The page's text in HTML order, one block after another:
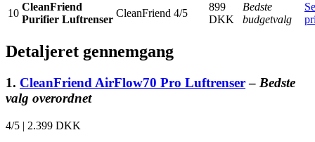
10
CleanFriend
Purifier Luftrenser
CleanFriend 4/5
899
DKK
Bedste
budgetvalg
Se
Detaljeret gennemgang
1. CleanFriend AirFlow70 Pro Luftrenser– Bedste
valg overordnet
4/5 | 2.399 DKK